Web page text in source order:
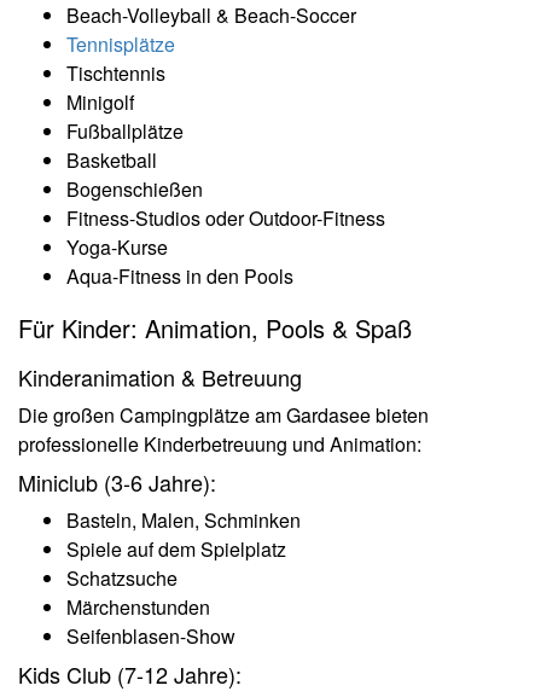
Beach-Volleyball & Beach-Soccer
Tennisplätze
Tischtennis
Minigolf
Fußballplätze
Basketball
Bogenschießen
Fitness-Studios oder Outdoor-Fitness
Yoga-Kurse
Aqua-Fitness in den Pools
Für Kinder: Animation, Pools & Spaß
Kinderanimation & Betreuung
Die großen Campingplätze am Gardasee bieten
professionelle Kinderbetreuung und Animation:
Miniclub (3-6 Jahre):
Basteln, Malen, Schminken
Spiele auf dem Spielplatz
Schatzsuche
Märchenstunden
Seifenblasen-Show
Kids Club (7-12 Jahre):